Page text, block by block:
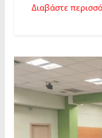
Διαβάστε